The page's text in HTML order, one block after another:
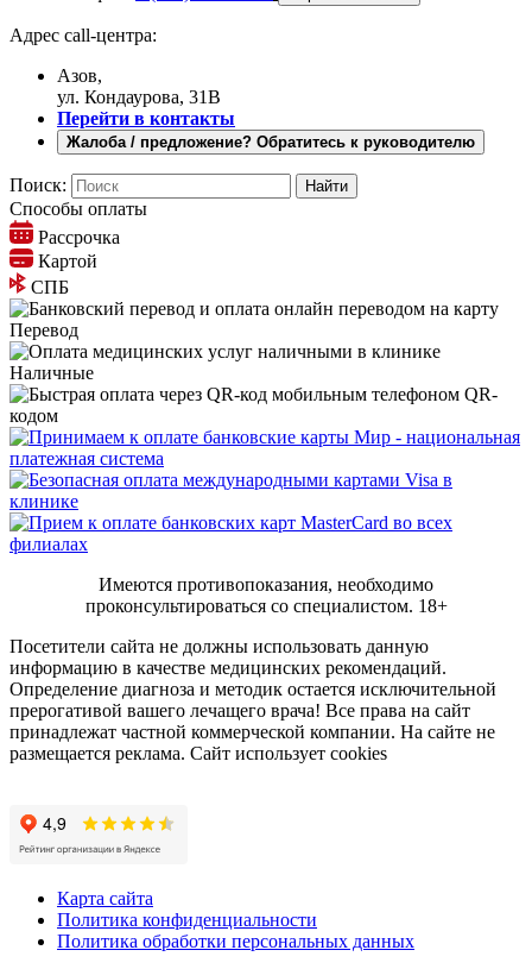
Адрес call-центра:
Азов,
ул. Кондаурова, 31В
Перейти в контакты
Жалоба / предложение? Обратитесь к руководителю
Поиск:
Способы оплаты
Рассрочка
Картой
СПБ
Перевод
Наличные
QR-
кодом
Имеются противопоказания, необходимо
проконсультироваться со специалистом. 18+
Посетители сайта не должны использовать данную
информацию в качестве медицинских рекомендаций.
Определение диагноза и методик остается исключительной
прерогативой вашего лечащего врача! Все права на сайт
принадлежат частной коммерческой компании. На сайте не
размещается реклама. Сайт использует cookies
Карта сайта
Политика конфиденциальности
Политика обработки персональных данных